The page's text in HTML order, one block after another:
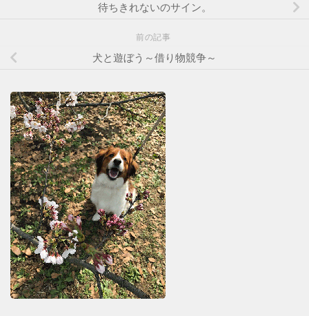
待ちきれないのサイン。
前の記事
犬と遊ぼう～借り物競争～